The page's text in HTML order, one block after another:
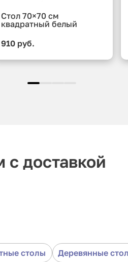
Стол 70×70 см
квадратный белый
910 руб.
с доставкой
столы Деревянные